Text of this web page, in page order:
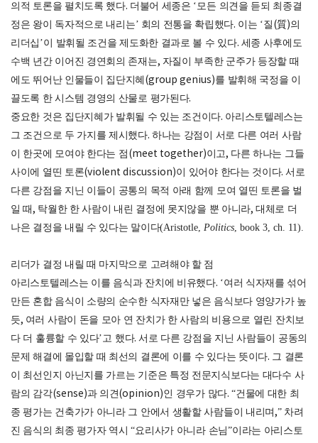
의적 토론을 펼치도록 했다. 더불어 세종은 ‘모든 의견을 듣되 최종결
정은 왕이 독자적으로 내리는’ 회의 전통을 확립했다. 이는 ‘질 (質)의
리더십 ’이 발휘될 조건을 제도화한 결과로 볼 수 있다. 세종 사후에도
수백 년간 이어진 경연회의 존재는, 자질이 부족한 군주가 등장할 때
에도 뛰어난 인물들이 집단지혜 (group genius)를 발휘해 국정을 이
끌도록 한 시스템 경영의 산물로 평가된다.
중요한 것은 집단지혜가 발휘될 수 있는 조건이다. 아리스토텔레스는
그 조건으로 두 가지를 제시했다. 하나는 강점이 서로 다른 여러 사람
이 한곳에 모여야 한다는 점 (meet together)이고, 다른 하나는 그들
사이에 열띤 토론(violent discussion)이 있어야 한다는 것이다.서로
다른 강점을 지닌 이들이 공통의 목적 아래 함께 모여 열띤 토론을 벌
일 때, 탁월한 한 사람이 내린 결정에 못지않을 뿐 아니라,대체로 더
나은 결정을 내릴 수 있다는 말이다(Aristotle,Politics, book 3, ch. 11).
리더가 결정 내릴 때 마지막으로 고려해야 할 점
아리스토텔레스는 이를 음식과 잔치에 비유했다. ‘여러 식자재를 섞어
만든 혼합 음식이 소량의 순수한 식자재만 넣은 음식보다 영양가가 높
듯, 여러 사람이 돈을 모아 연 잔치가 한 사람의 비용으로 열린 잔치보
다 더 훌륭할 수 있다’고 했다.서로 다른 강점을 지닌 사람들이 공동의
문제 해결에 몰입할 때 최선의 결론에 이를 수 있다는 뜻이다. 그 결론
이 최선인지 아닌지를 가르는 기준은 특정 전문지식보다는 대다수 사
람의 감각(sense)과 의견(opinion)인 경우가 많다. “건물에 대한 최
종 평가는 건축가가 아니라 그 안에서 생활할 사람들이 내리며,” 차려
진 음식의 최종 평가자 역시“요리사가 아니라 손님”이라는 아리스토